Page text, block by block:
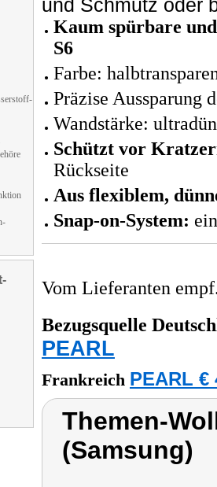
und Schmutz oder
Kaum spürbare
S6
Farbe:
Präzise Aussparung
Wandstärke:
Schützt vor
Rückseite
Aus flexiblem,
Snap-on-System:
Vom Lieferanten
Bezugsquelle
PEARL
Frankreich PEARL €
Themen-
(Samsung)